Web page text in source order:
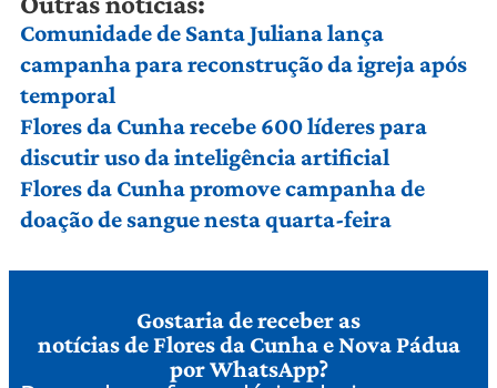
Comunidade de Santa Juliana lança
campanha para reconstrução da igreja após
temporal
Flores da Cunha recebe 600 líderes para
discutir uso da inteligência artificial
Flores da Cunha promove campanha de
doação de sangue nesta quarta-feira
Gostaria de receber as
notícias de Flores da Cunha e Nova Pádua
por WhatsApp?